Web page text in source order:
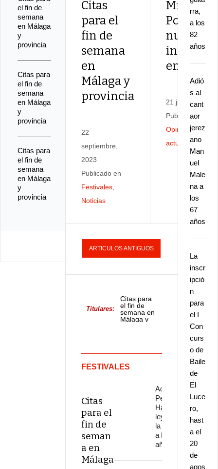
Citas
para el
fin de
semana
en
Málaga y
provincia
22
septiembre,
2023
Publicado en
Festivales
Noticias
Miguel
Poveda,
nuevo
en
21 junio, 2023
Publicado en
Opinión,
actuaciones
ARTICULOS ANTIGUOS
Titulares:
Citas para
el fin de
semana en
Málaga y
FESTIVALES
Citas
para el
fin de
seman
a en
Málaga
Adiós a
Pepe
Habichuela,
leyenda de
la guitarra,
a los 82
años
rra,
a los
82
años
Adió
s al
cant
aor
jerez
ano
Man
uel
Male
na a
los
67
años
La
inscr
ipció
n
para
el I
Con
curs
o de
Baile
de
El
Luce
ro,
hast
a el
20
de
agos
el fin de
semana
en Málaga
y
provincia
Citas para
el fin de
semana
en Málaga
y
provincia
Citas para
el fin de
semana
en Málaga
y
provincia